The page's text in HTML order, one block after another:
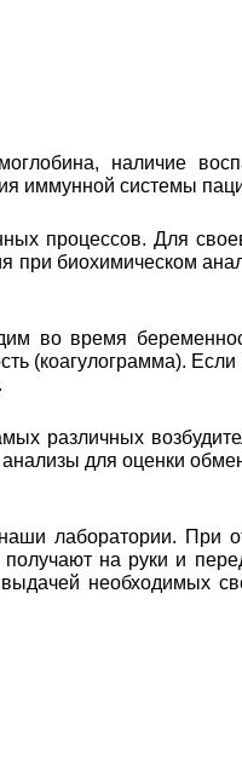
наличие
иммунной системы
процессов. Для
при биохимическом
во время
(коагулограмма).
различных
для оценки
лаборатории. При
на руки и
необходимых